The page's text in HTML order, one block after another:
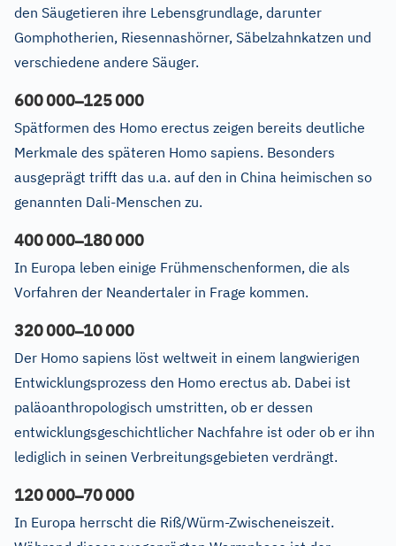
den Säugetieren ihre Lebensgrundlage, darunter
Gomphotherien, Riesennashörner, Säbelzahnkatzen und
verschiedene andere Säuger.
600000–125000
Spätformen des Homo erectus zeigen bereits deutliche
Merkmale des späteren Homo sapiens. Besonders
ausgeprägt trifft das u.a. auf den in China heimischen so
genannten Dali-Menschen zu.
400000–180000
In Europa leben einige Frühmenschenformen, die als
Vorfahren der Neandertaler in Frage kommen.
320000–10000
Der Homo sapiens löst weltweit in einem langwierigen
Entwicklungsprozess den Homo erectus ab. Dabei ist
paläoanthropologisch umstritten, ob er dessen
entwicklungsgeschichtlicher Nachfahre ist oder ob er ihn
lediglich in seinen Verbreitungsgebieten verdrängt.
120000–70000
In Europa herrscht die Riß/Würm-Zwischeneiszeit.